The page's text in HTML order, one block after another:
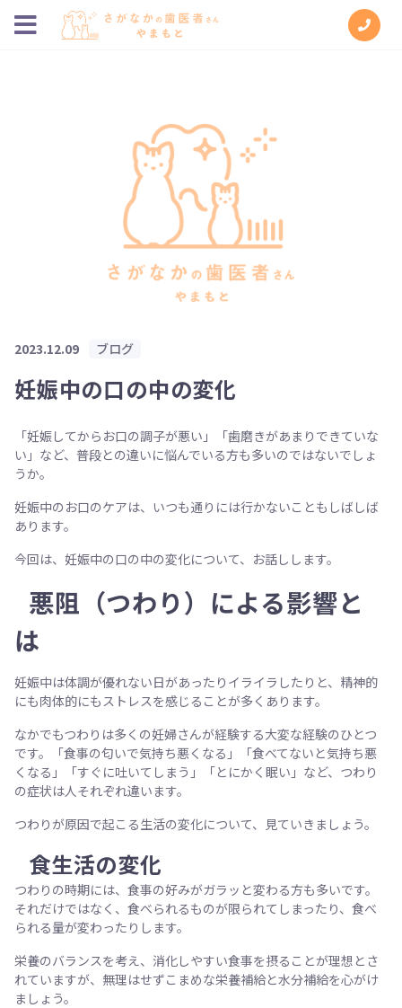
2023.12.09 ブログ
妊娠中の口の中の変化
「妊娠してからお口の調子が悪い」「歯磨きがあまりできていな
い」など、普段との違いに悩んでいる方も多いのではないでしょ
うか。
妊娠中のお口のケアは、いつも通りには行かないこともしばしば
あります。
今回は、妊娠中の口の中の変化について、お話しします。
悪阻（つわり）による影響と
は
妊娠中は体調が優れない日があったりイライラしたりと、精神的
にも肉体的にもストレスを感じることが多くあります。
なかでもつわりは多くの妊婦さんが経験する大変な経験のひとつ
です。「食事の匂いで気持ち悪くなる」「食べてないと気持ち悪
くなる」「すぐに吐いてしまう」「とにかく眠い」など、つわり
の症状は人それぞれ違います。
つわりが原因で起こる生活の変化について、見ていきましょう。
食生活の変化
つわりの時期には、食事の好みがガラッと変わる方も多いです。
それだけではなく、食べられるものが限られてしまったり、食べ
られる量が変わったりします。
栄養のバランスを考え、消化しやすい食事を摂ることが理想とさ
れていますが、無理はせずこまめな栄養補給と水分補給を心がけ
ましょう。